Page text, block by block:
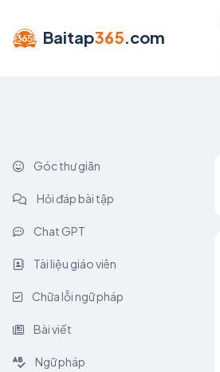
Baitap365.com
Góc thư giãn
Hỏi đáp bài tập
Chat GPT
Tài liệu giáo viên
Chữa lỗi ngữ pháp
Bài viết
Ngữ pháp